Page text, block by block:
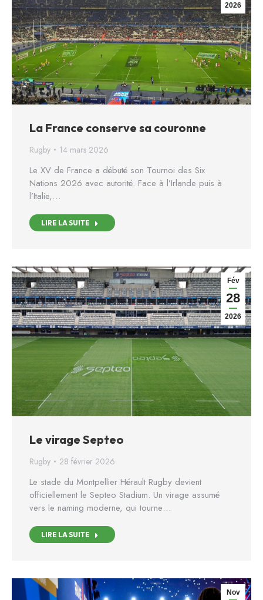
2026
La France conserve sa couronne
Rugby 14 mars 2026
Le XV de France a débuté son Tournoi des Six
Nations 2026 avec autorité. Face à l’Irlande puis à
l’Italie,…
LIRE LA SUITE
Fév
28
2026
Le virage Septeo
Rugby 28 février 2026
Le stade du Montpellier Hérault Rugby devient
officiellement le Septeo Stadium. Un virage assumé
vers le naming moderne, qui tourne…
LIRE LA SUITE
Nov